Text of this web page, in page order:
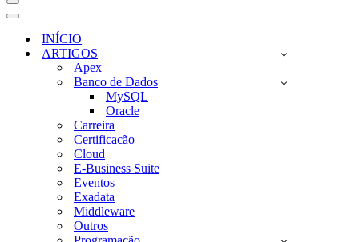
Menu
de
navegação
Menu
navegaçãoINÍCIO
ARTIGOS
Apex
Banco de Dados
MySQL
Oracle
Carreira
Certificacão
Cloud
E-Business Suite
Eventos
Exadata
Middleware
Outros